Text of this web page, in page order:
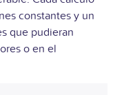
constantes y un
que pudieran
o en el